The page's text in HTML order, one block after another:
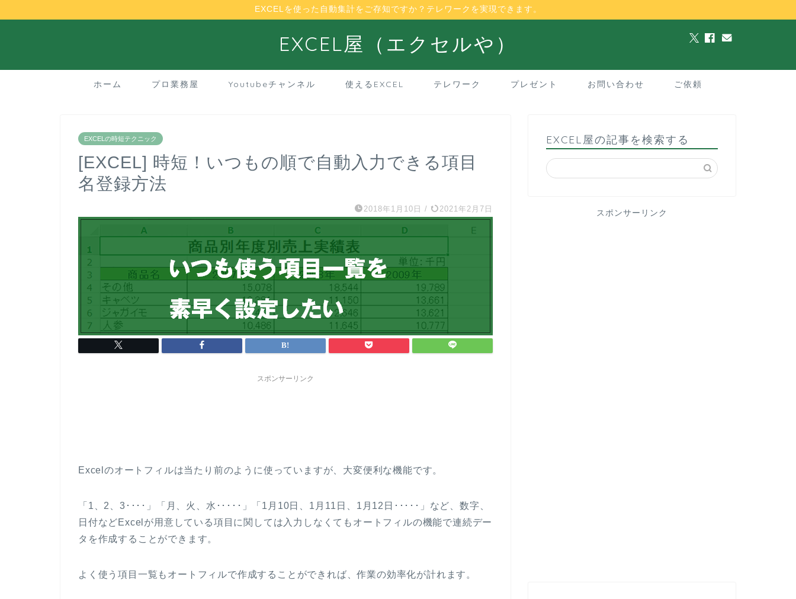
EXCELを使った自動集計をご存知ですか？テレワークを実現できます。
EXCEL屋（エクセルや）
ホーム プロ業務屋 Youtubeチャンネル 使えるEXCEL テレワーク プレゼント お問い合わせ ご依頼
EXCELの時短テクニック
[EXCEL] 時短！いつもの順で自動入力できる項目
名登録方法
2018年1月10日 / 2021年2月7日
スポンサーリンク
Excelのオートフィルは当たり前のように使っていますが、大変便利な機能です。
「1、2、3････」「月、火、水･････」「1月10日、1月11日、1月12日･････」など、数字、
日付などExcelが用意している項目に関しては入力しなくてもオートフィルの機能で連続デー
タを作成することができます。
よく使う項目一覧もオートフィルで作成することができれば、作業の効率化が計れます。
EXCEL屋の記事を検索する
スポンサーリンク